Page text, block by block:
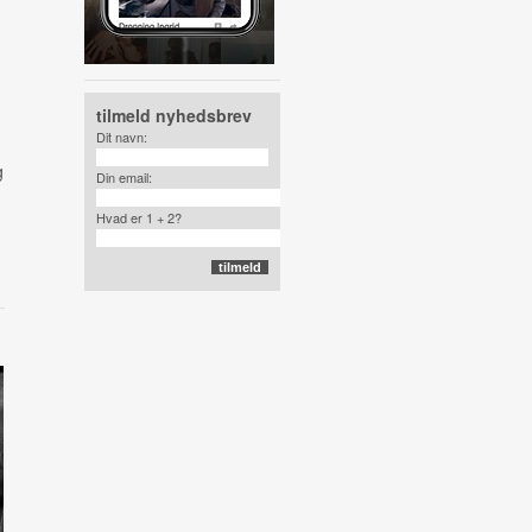
tilmeld nyhedsbrev
Dit navn:
Din email:
Hvad er 1 + 2?